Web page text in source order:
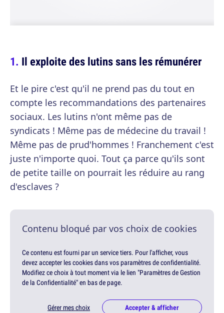
Il exploite des lutins sans les rémunérer
Et le pire c'est qu'il ne prend pas du tout en
compte les recommandations des partenaires
sociaux. Les lutins n'ont même pas de
syndicats ! Même pas de médecine du travail !
Même pas de prud'hommes ! Franchement c'est
juste n'importe quoi. Tout ça parce qu'ils sont
de petite taille on pourrait les réduire au rang
d'esclaves ?
Contenu bloqué par vos choix de cookies
Ce contenu est fourni par un service tiers. Pour l'afficher, vous
devez accepter les cookies dans vos paramètres de confidentialité.
Modifiez ce choix à tout moment via le lien "Paramètres de Gestion
de la Confidentialité" en bas de page.
Gérer mes choix Accepter & afficher